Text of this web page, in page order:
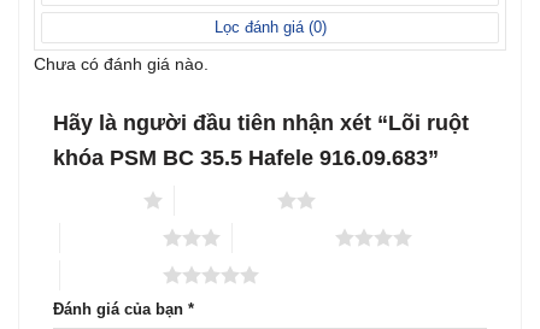
sao
Lọc đánh giá (0)
Chưa có đánh giá nào.
Hãy là người đầu tiên nhận xét “Lõi ruột
khóa PSM BC 35.5 Hafele 916.09.683”
Đánh giá của bạn *